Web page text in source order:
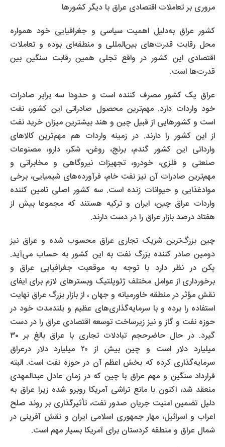
مروری بر تعاملات اقتصادی عراق با دیگر کشورها
کشور عراق به‌دلیل اهمیت سیاسی و جغرافیایی خود همواره
محل رقابت قدرت‌های بین‌المللی و منطقه‌ای بوده و تعاملات
اقتصادی این کشور در واقع تجلی همین رقابت سنگین بین
قدرت‌ها‌ است.
عراق یک کشور مصرف کننده است و حدودا سه برابر صادرات
خود واردات دارد. مهم‌ترین محصول صادراتی این کشور، نفت
است و کشورهایی از قبیل چین و هند بیشترین میزان خرید نفت
از این کشور را دارند. در زمینه واردات هم مهم‌ترین کالاهای
وارداتی این کشور گندم، برنج، روغن، شکر، دارو، مصنوعات
صنعتی و فلزی، خودرو، تجهیزات نیروگاهی و مخابراتی و
مهم‌ترین صادرات آن نیز نفت خام، فرآورده‌های شیمیایی، برخی
مواد‌غذایی و حیوانات زنده است. سه کشور اصلی تامین کننده
واردات عراق چین، ایران و ترکیه هستند که مجموعا بیش از
هفتاد درصد بازار عراق را در دست دارند.
چین بزرگ‌ترین شریک تجاری عراق محسوب شده و عراق نیز
دومین صادر کننده بزرگ نفت به این کشور به حساب می‌آید.
پکن در نظر دارد با توجه به موقعیت جغرافیایی عراق و
برخورداری از عوامل مختلف ژئوپلتیک وبسترهای لازم برای ایفای
نقش مؤثر در منطقه خاورمیانه و جهان ، از بازار بزرگ عراق نهایت
استفاده را برده و با سرمایه‌گذاری‌های عظیم و بلندمدت خود در
حوزه نفت و گاز و نیز زیرساخت توسعه اقتصادی عراق را در دست
گیرد. در حال حاضرحجم تبادلات تجاری با عراق بالغ بر ۳۰
میلیارد دلار است و چین بیش از ۲۰ میلیارد دلار درعراق
سرمایه‌گذاری کرده که بخش اعظم آن در حوزه نفت است. البته
قرارداد سنگین و مهم عراق با چین که در زمان عادل عبدالمهدی
منعقد شد، اکنون با مانع تراشی آمریکا روبرو شده زیرا عراق به
دلیل تضمین امنیت جریان صدور نفت، تأثیر‌گذاری بر روند صلح
اعراب و اسرائیل، مهار جمهوری اسلامی ایران و نقش آفرینی در
شمال عراق و منطقه کردستان برای آمریکا بسیار مهم است.